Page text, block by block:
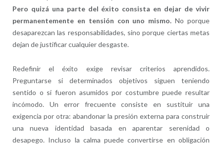
Pero quizá una parte del éxito consista en dejar de vivir
permanentemente en tensión con uno mismo. No porque
desaparezcan las responsabilidades, sino porque ciertas metas
dejan de justificar cualquier desgaste.
Redefinir el éxito exige revisar criterios aprendidos.
Preguntarse si determinados objetivos siguen teniendo
sentido o si fueron asumidos por costumbre puede resultar
incómodo. Un error frecuente consiste en sustituir una
exigencia por otra: abandonar la presión externa para construir
una nueva identidad basada en aparentar serenidad o
desapego. Incluso la calma puede convertirse en obligación